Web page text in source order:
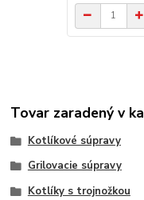
Tovar zaradený v
Kotlíkové súpravy
Grilovacie súpravy
Kotlíky s trojnožkou